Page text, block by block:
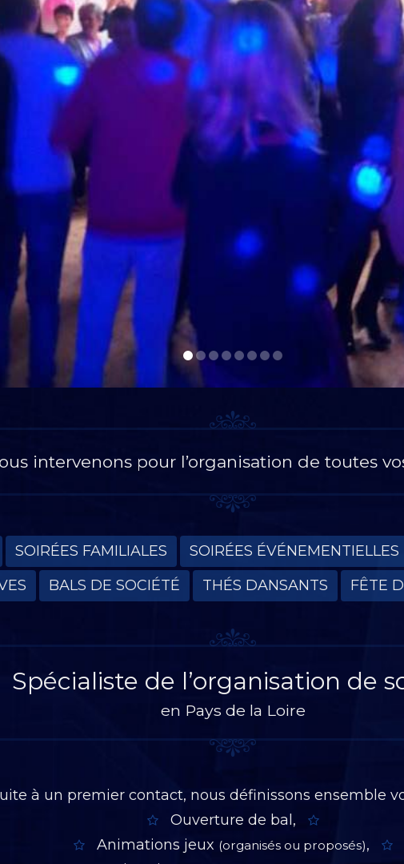
intervenons pour l’organisation de toutes
SOIRÉES FAMILIALES SOIRÉES ÉVÉNEMENTIELLES
BALS DE SOCIÉTÉ THÉS DANSANTS FÊTE
Spécialiste de l’organisation de
en Pays de la Loire
à un premier contact, nous définissons ensemble
Ouverture de bal,
Animations jeux (organisés ou proposés),